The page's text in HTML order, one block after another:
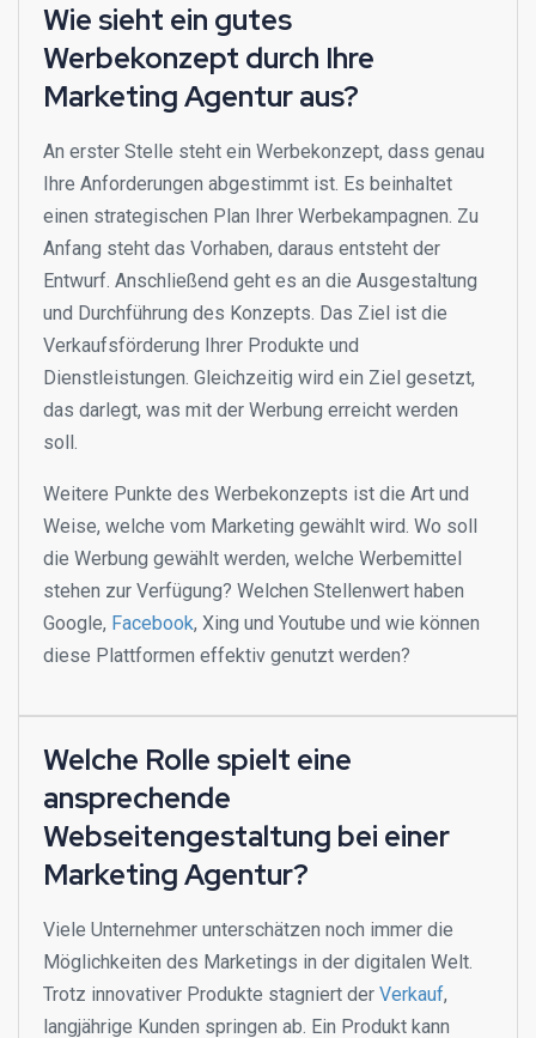
Wie sieht ein gutes
Werbekonzept durch Ihre
Marketing Agentur aus?
An erster Stelle steht ein Werbekonzept, dass genau
Ihre Anforderungen abgestimmt ist. Es beinhaltet
einen strategischen Plan Ihrer Werbekampagnen. Zu
Anfang steht das Vorhaben, daraus entsteht der
Entwurf. Anschließend geht es an die Ausgestaltung
und Durchführung des Konzepts. Das Ziel ist die
Verkaufsförderung Ihrer Produkte und
Dienstleistungen. Gleichzeitig wird ein Ziel gesetzt,
das darlegt, was mit der Werbung erreicht werden
soll.
Weitere Punkte des Werbekonzepts ist die Art und
Weise, welche vom Marketing gewählt wird. Wo soll
die Werbung gewählt werden, welche Werbemittel
stehen zur Verfügung? Welchen Stellenwert haben
Google, Facebook, Xing und Youtube und wie können
diese Plattformen effektiv genutzt werden?
Welche Rolle spielt eine
ansprechende
Webseitengestaltung bei einer
Marketing Agentur?
Viele Unternehmer unterschätzen noch immer die
Möglichkeiten des Marketings in der digitalen Welt.
Trotz innovativer Produkte stagniert der Verkauf,
langjährige Kunden springen ab. Ein Produkt kann